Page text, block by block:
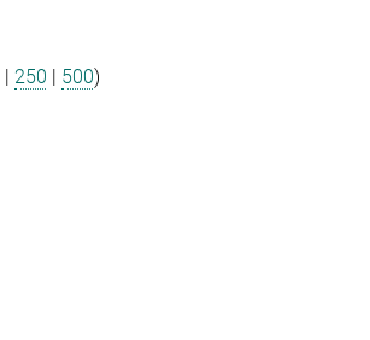
| 250 | 500)